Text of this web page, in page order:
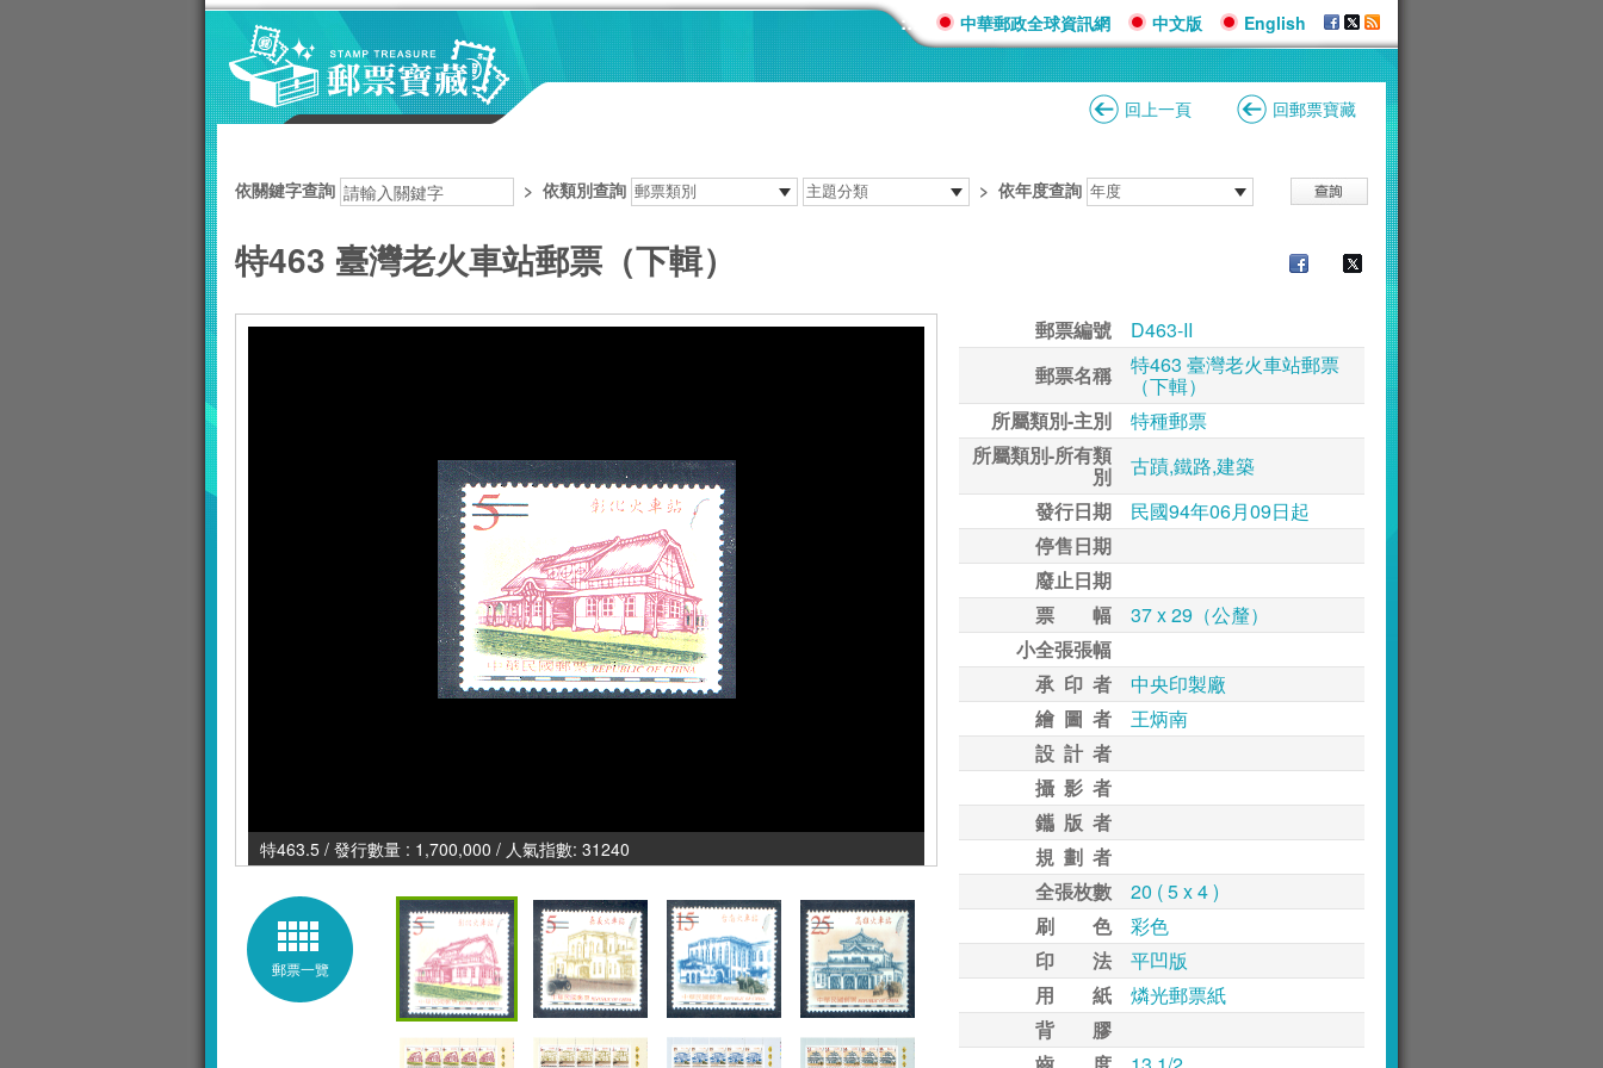
::: 中華郵政全球資訊網 中文版 English
回上一頁 回郵票寶藏
依關鍵字查詢 > 依類別查詢 > 依年度查詢
特463 臺灣老火車站郵票（下輯）
特463.5 / 發行數量 : 1,700,000 / 人氣指數: 31240
郵票一覽
郵票編號
D463-II
郵票名稱
特463 臺灣老火車站郵票
（下輯）
所屬類別-主別
特種郵票
所屬類別-所有類
別
古蹟,鐵路,建築
發行日期
民國94年06月09日起
停售日期
廢止日期
票 幅
37 x 29（公釐）
小全張張幅
承 印 者
中央印製廠
繪 圖 者
王炳南
設 計 者
攝 影 者
鑴 版 者
規 劃 者
全張枚數
20 ( 5 x 4 )
刷 色
彩色
印 法
平凹版
用 紙
燐光郵票紙
背 膠